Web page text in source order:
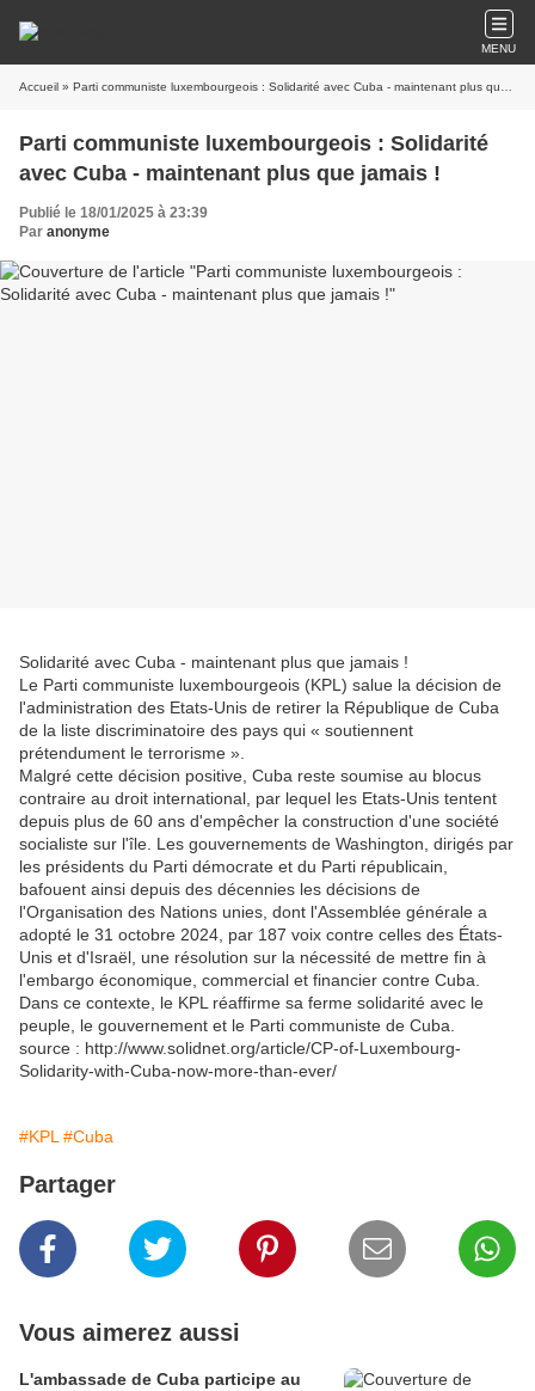
MENU
Accueil » Parti communiste luxembourgeois : Solidarité avec Cuba - maintenant plus que jamais !
Parti communiste luxembourgeois : Solidarité
avec Cuba - maintenant plus que jamais !
Publié le 18/01/2025 à 23:39
Par anonyme
Solidarité avec Cuba - maintenant plus que jamais !
Le Parti communiste luxembourgeois (KPL) salue la décision de
l'administration des Etats-Unis de retirer la République de Cuba
de la liste discriminatoire des pays qui « soutiennent
prétendument le terrorisme ».
Malgré cette décision positive, Cuba reste soumise au blocus
contraire au droit international, par lequel les Etats-Unis tentent
depuis plus de 60 ans d'empêcher la construction d'une société
socialiste sur l'île. Les gouvernements de Washington, dirigés par
les présidents du Parti démocrate et du Parti républicain,
bafouent ainsi depuis des décennies les décisions de
l'Organisation des Nations unies, dont l'Assemblée générale a
adopté le 31 octobre 2024, par 187 voix contre celles des États-
Unis et d'Israël, une résolution sur la nécessité de mettre fin à
l'embargo économique, commercial et financier contre Cuba.
Dans ce contexte, le KPL réaffirme sa ferme solidarité avec le
peuple, le gouvernement et le Parti communiste de Cuba.
source : http://www.solidnet.org/article/CP-of-Luxembourg-
Solidarity-with-Cuba-now-more-than-ever/
#KPL #Cuba
Partager
Vous aimerez aussi
L'ambassade de Cuba participe au